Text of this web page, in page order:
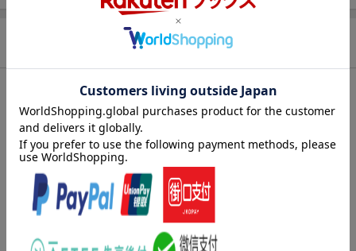
2023年11月28日頃
著者／編集 ヴィジュアルダーマトロジー編集委員会(監
修)
シリーズ
レーベル Visual Dermatology
出版社 Gakken
発行形態 全集・双書